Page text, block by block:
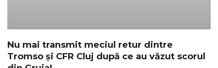
Nu mai transmit meciul retur dintre
Tromso și CFR Cluj după ce au văzut scorul